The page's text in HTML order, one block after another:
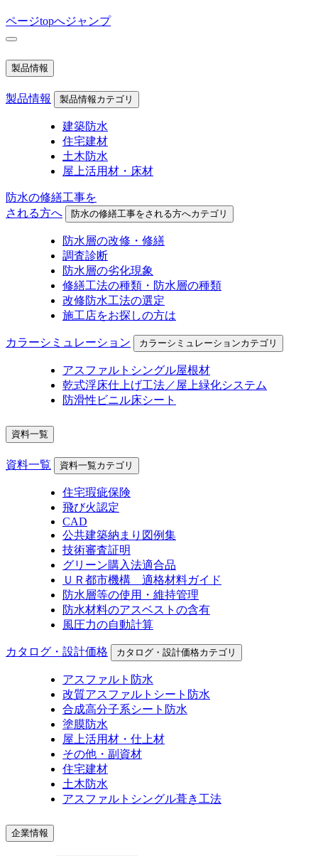
ページtopへジャンプ
製品情報
製品情報 製品情報カテゴリ
建築防水
住宅建材
土木防水
屋上活用材・床材
防水の修繕工事を
される方へ
防水の修繕工事をされる方へカテゴリ
防水層の改修・修繕
調査診断
防水層の劣化現象
修繕工法の種類・防水層の種類
改修防水工法の選定
施工店をお探しの方は
カラーシミュレーション カラーシミュレーションカテゴリ
アスファルトシングル屋根材
乾式浮床仕上げ工法／屋上緑化システム
防滑性ビニル床シート
資料一覧
資料一覧 資料一覧カテゴリ
住宅瑕疵保険
飛び火認定
CAD
公共建築納まり図例集
技術審査証明
グリーン購入法適合品
ＵＲ都市機構 適格材料ガイド
防水層等の使用・維持管理
防水材料のアスベストの含有
風圧力の自動計算
カタログ・設計価格 カタログ・設計価格カテゴリ
アスファルト防水
改質アスファルトシート防水
合成高分子系シート防水
塗膜防水
屋上活用材・仕上材
その他・副資材
住宅建材
土木防水
アスファルトシングル葺き工法
企業情報